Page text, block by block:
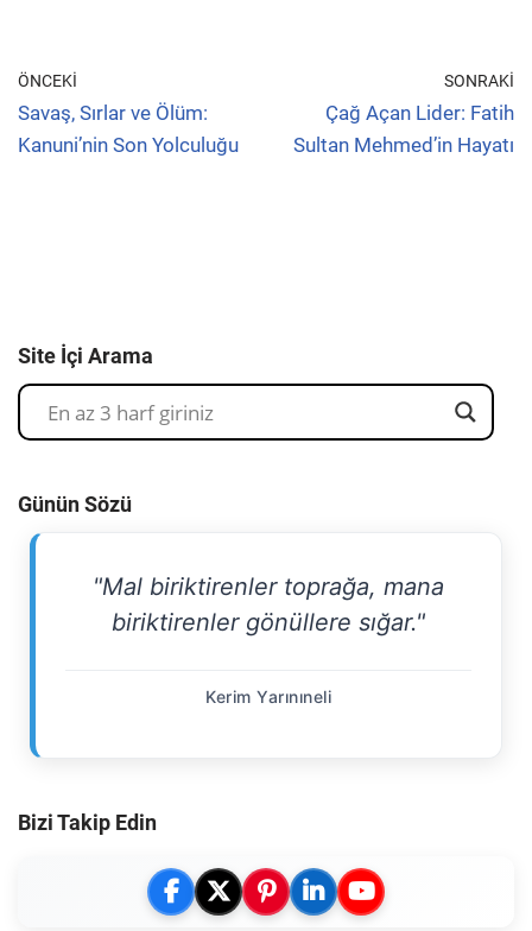
ÖNCEKI
Savaş, Sırlar ve Ölüm:
Kanuni’nin Son Yolculuğu
SONRAKI
Çağ Açan Lider: Fatih
Sultan Mehmed’in Hayatı
Site İçi Arama
Günün Sözü
"Mal biriktirenler toprağa, mana
biriktirenler gönüllere sığar."
Kerim Yarınıneli
Bizi Takip Edin